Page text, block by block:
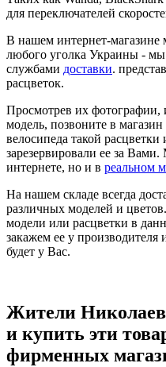
для переключателей
В нашем интернет-магазине
любого уголка Украины -
службами доставки.
расцветок.
Просмотрев их
модель, позвоните в
велосипеда такой
зарезервировали ее за
интернете, но и в реальном
На нашем складе всегда
различных моделей и
модели или расцветки в
закажем ее у
будет у Вас.
Жители
и купить эти
фирменных